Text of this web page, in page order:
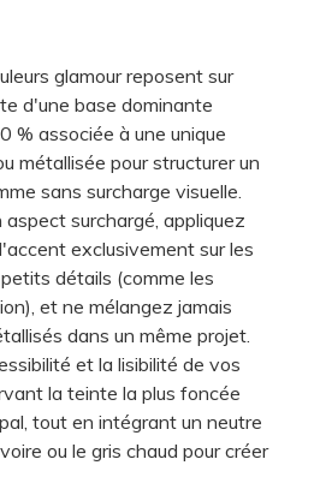
glamour reposent sur
d'une base dominante
% associée à une unique
métallisée pour structurer un
sans surcharge visuelle.
surchargé, appliquez
exclusivement sur les
détails (comme les
et ne mélangez jamais
dans un même projet.
et la lisibilité de vos
la teinte la plus foncée
tout en intégrant un neutre
ou le gris chaud pour créer